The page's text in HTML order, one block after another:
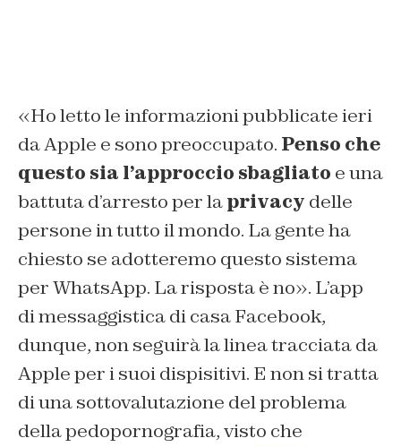
«Ho letto le informazioni pubblicate ieri
da Apple e sono preoccupato. Penso che
questo sia l’approccio sbagliato e una
battuta d’arresto per laprivacy delle
persone in tutto il mondo. La gente ha
chiesto se adotteremo questo sistema
per WhatsApp. La risposta è no». L’app
di messaggistica di casa Facebook,
dunque, non seguirà la linea tracciata da
Apple per i suoi dispisitivi. E non si tratta
di una sottovalutazione del problema
della pedopornografia, visto che